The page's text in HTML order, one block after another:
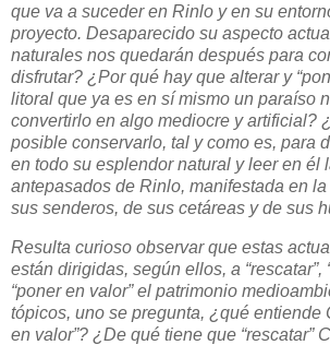
que va a suceder en Rinlo y en su
proyecto. Desaparecido su aspecto
naturales nos quedarán después para
disfrutar? ¿Por qué hay que alterar y
litoral que ya es en sí mismo un paraíso
convertirlo en algo mediocre y artificial?
posible conservarlo, tal y como es, para
en todo su esplendor natural y leer en él
antepasados de Rinlo, manifestada en
sus senderos, de sus cetáreas y de sus
Resulta curioso observar que estas
están dirigidas, según ellos, a “rescatar”,
“poner en valor” el patrimonio
tópicos, uno se pregunta, ¿qué entiende
en valor”? ¿De qué tiene que “rescatar”